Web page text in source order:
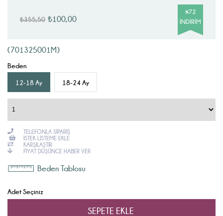
₺355,50 ₺100,00
%72
İNDIRIM
(701325001M)
Beden
12-18 Ay 18-24 Ay
TELEFONLA SIPARIŞ
İSTEK LISTEME EKLE
KARŞILAŞTIR
FIYAT DÜŞÜNCE HABER VER
Beden Tablosu
Adet Seçiniz